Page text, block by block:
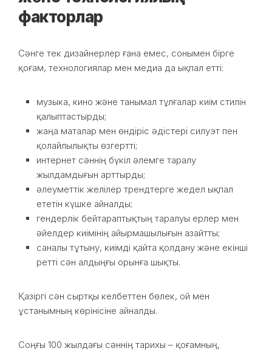
факторлар
Сәнге тек дизайнерлер ғана емес, сонымен бірге
қоғам, технологиялар мен медиа да ықпал етті:
музыка, кино және танымал тұлғалар киім стилін
қалыптастырды;
жаңа маталар мен өндіріс әдістері силуэт пен
қолайлылықты өзгертті;
интернет сәннің бүкіл әлемге таралу
жылдамдығын арттырды;
әлеуметтік желілер трендтерге жедел ықпал
ететін күшке айналды;
гендерлік бейтараптықтың таралуы ерлер мен
әйелдер киімінің айырмашылығын азайтты;
саналы тұтыну, киімді қайта қолдану және екінші
ретті сән алдыңғы орынға шықты.
Қазіргі сән сыртқы келбеттен бөлек, ой мен
ұстанымның көрінісіне айналды.
Соңғы 100 жылдағы сәннің тарихы – қоғамның,